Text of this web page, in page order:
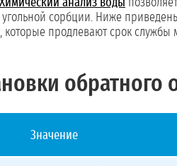
Химический анализ воды
угольной сорбции. Ниже
которые продлевают срок
обратного
Значение